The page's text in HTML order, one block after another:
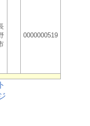
0000000519